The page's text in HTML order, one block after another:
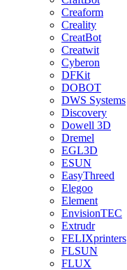
Creaform
Creality
CreatBot
Creatwit
Cyberon
DFKit
DOBOT
DWS Systems
Discovery
Dowell 3D
Dremel
EGL3D
ESUN
EasyThreed
Elegoo
Element
EnvisionTEC
Extrudr
FELIXprinters
FLSUN
FLUX